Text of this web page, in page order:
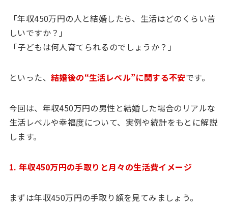
「年収450万円の人と結婚したら、生活はどのくらい苦
しいですか？」
「子どもは何人育てられるのでしょうか？」
といった、 結婚後の“生活レベル”に関する不安です。
今回は、年収450万円の男性と結婚した場合のリアルな
生活レベルや幸福度について、実例や統計をもとに解説
します。
1. 年収450万円の手取りと月々の生活費イメージ
まずは年収450万円の手取り額を見てみましょう。